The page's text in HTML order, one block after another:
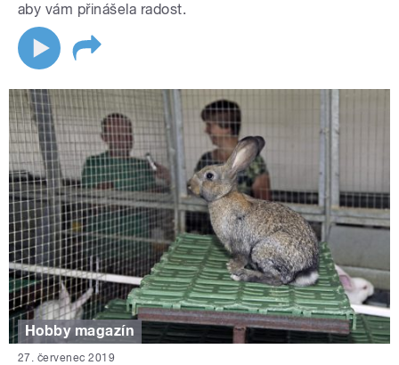
aby vám přinášela radost.
Hobby magazín
27. červenec 2019